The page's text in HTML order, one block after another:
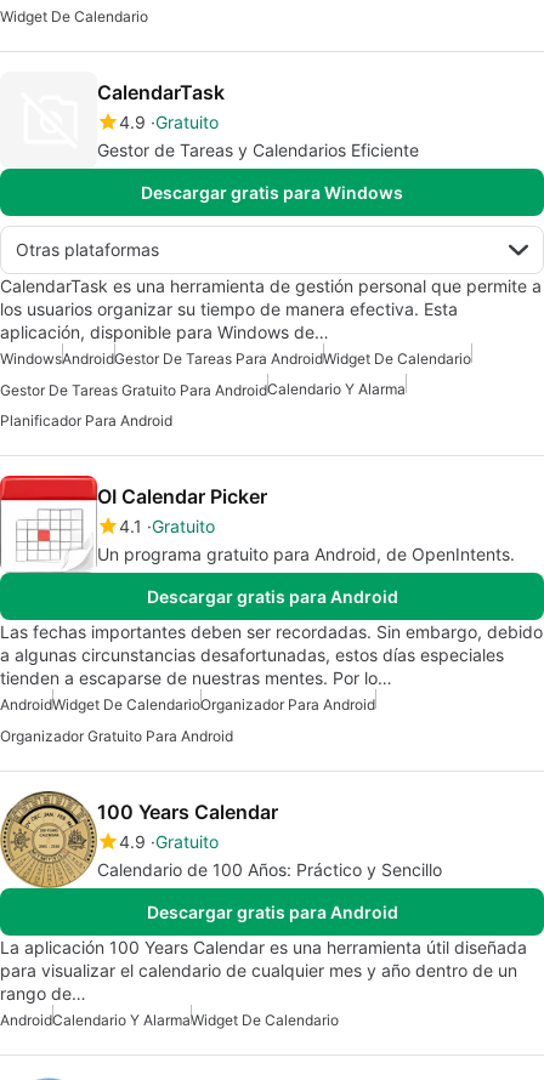
Widget De Calendario
CalendarTask
4.9 Gratuito
Gestor de Tareas y Calendarios Eficiente
Descargar gratis para Windows
Otras plataformas
CalendarTask es una herramienta de gestión personal que permite a
los usuarios organizar su tiempo de manera efectiva. Esta
aplicación, disponible para Windows de…
WindowsAndroidGestor De Tareas Para AndroidWidget De Calendario
Gestor De Tareas Gratuito Para AndroidCalendario Y Alarma
Planificador Para Android
OI Calendar Picker
4.1 Gratuito
Un programa gratuito para Android, de OpenIntents.
Descargar gratis para Android
Las fechas importantes deben ser recordadas. Sin embargo, debido
a algunas circunstancias desafortunadas, estos días especiales
tienden a escaparse de nuestras mentes. Por lo…
AndroidWidget De CalendarioOrganizador Para Android
Organizador Gratuito Para Android
100 Years Calendar
4.9 Gratuito
Calendario de 100 Años: Práctico y Sencillo
Descargar gratis para Android
La aplicación 100 Years Calendar es una herramienta útil diseñada
para visualizar el calendario de cualquier mes y año dentro de un
rango de…
AndroidCalendario Y AlarmaWidget De Calendario